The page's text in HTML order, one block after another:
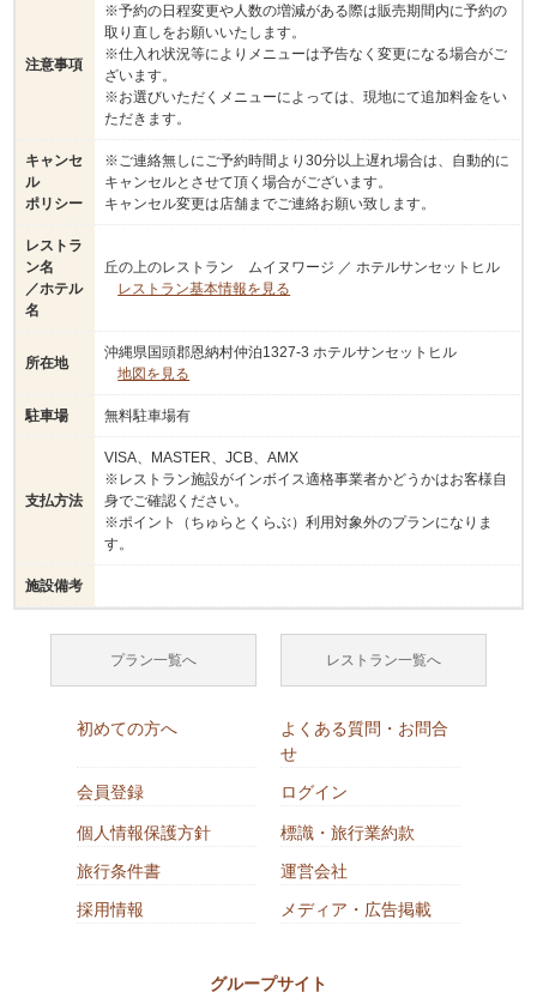
注意事項
※予約の日程変更や人数の増減がある際は販売期間内に予約の
取り直しをお願いいたします。
※仕入れ状況等によりメニューは予告なく変更になる場合がご
ざいます。
※お選びいただくメニューによっては、現地にて追加料金をい
ただきます。
キャンセ
ル
ポリシー
※ご連絡無しにご予約時間より30分以上遅れ場合は、自動的に
キャンセルとさせて頂く場合がございます。
キャンセル変更は店舗までご連絡お願い致します。
レストラ
ン名
／ホテル
名
丘の上のレストラン ムイヌワージ ／ ホテルサンセットヒル
レストラン基本情報を見る
所在地
沖縄県国頭郡恩納村仲泊1327-3 ホテルサンセットヒル
地図を見る
駐車場 無料駐車場有
支払方法
VISA、MASTER、JCB、AMX
※レストラン施設がインボイス適格事業者かどうかはお客様自
身でご確認ください。
※ポイント（ちゅらとくらぶ）利用対象外のプランになりま
す。
施設備考
プラン一覧へ レストラン一覧へ
初めての方へ
よくある質問・お問合
せ
会員登録
ログイン
個人情報保護方針
標識・旅行業約款
旅行条件書
運営会社
採用情報
メディア・広告掲載
グループサイト